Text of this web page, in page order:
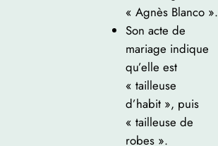
« Agnès Blanco ».
Son acte de
mariage indique
qu’elle est
« tailleuse
d’habit », puis
« tailleuse de
robes ».